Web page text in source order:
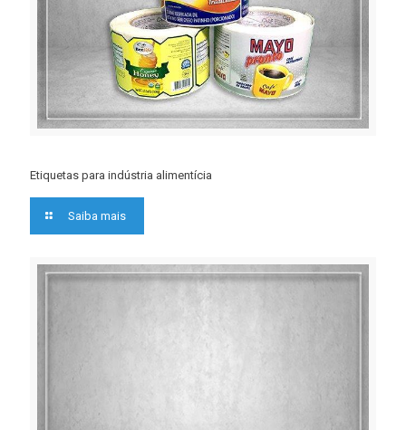
Etiquetas para indústria alimentícia
Saiba mais